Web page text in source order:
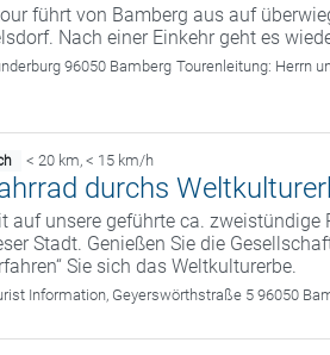
führt von Bamberg aus auf
Nach einer Einkehr geht es
96050 Bamberg Tourenleitung: Herrn
< 20 km, < 15 km/h
durchs
auf unsere geführte ca. zweistündige
Stadt. Genießen Sie die
Sie sich das Weltkulturerbe.
Information, Geyerswörthstraße 5 96050